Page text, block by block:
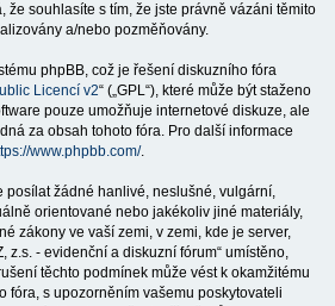
že souhlasíte s tím, že jste právně vázáni těmito
a/nebo pozměňovány.
phpBB, což je řešení diskuzního fóra
Licencí v2“ („GPL“), které může být staženo
pouze umožňuje internetové diskuze, ale
za obsah tohoto fóra. Pro další informace
www.phpbb.com/.
posílat žádné hanlivé, neslušné, vulgární,
orientované nebo jakékoliv jiné materiály,
zákony ve vaší zemi, v zemi, kde je server,
z.s. - evidenční a diskuzní fórum“ umístěno,
těchto podmínek může vést k okamžitému
fóra, s upozorněním vašemu poskytovateli